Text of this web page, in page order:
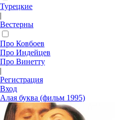
Турецкие
|
Вестерны
Про Ковбоев
Про Индейцев
Про Винетту
|
Регистрация
Вход
Алая буква (фильм 1995)